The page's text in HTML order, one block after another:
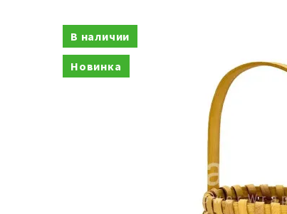
В наличии
Новинка